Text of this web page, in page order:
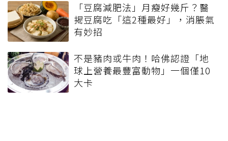
「豆腐減肥法」月瘦好幾斤？醫
揭豆腐吃「這2種最好」，消脹氣
有妙招
不是豬肉或牛肉！哈佛認證「地
球上營養最豐富動物」一個僅10
大卡